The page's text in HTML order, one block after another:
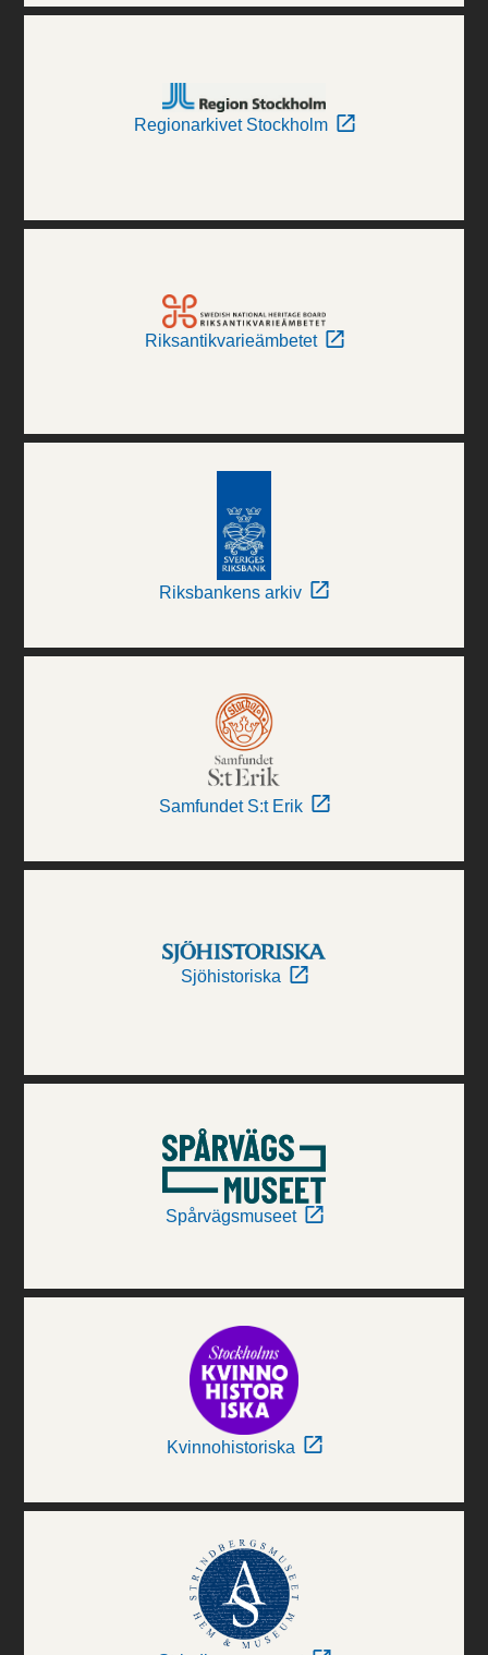
Regionarkivet Stockholm
Riksantikvarieämbetet
Riksbankens arkiv
Samfundet S:t Erik
Sjöhistoriska
Spårvägsmuseet
Kvinnohistoriska